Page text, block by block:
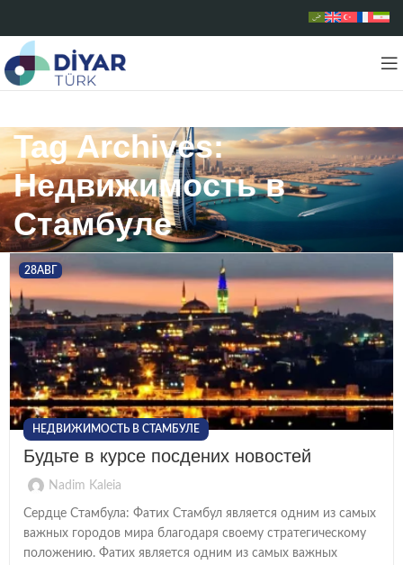
Tag Archives:
Недвижимость в
Стамбуле
28АВГ
НЕДВИЖИМОСТЬ В СТАМБУЛЕ
Будьте в курсе посдених новостей
Nadim Kaleia
Сердце Стамбула: Фатих Стамбул является одним из самых
важных городов мира благодаря своему стратегическому
положению. Фатих является одним из самых важных